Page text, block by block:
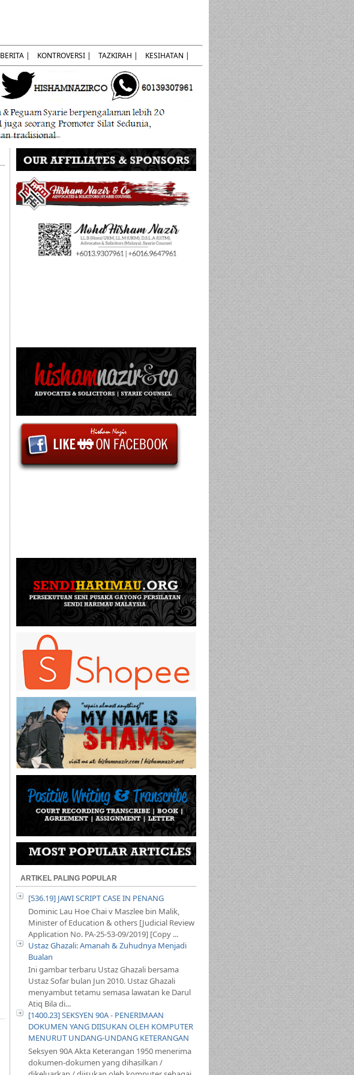
BERITA | KONTROVERSI | TAZKIRAH | KESIHATAN |
ARTIKEL PALING POPULAR
[536.19] JAWI SCRIPT CASE IN PENANG
Dominic Lau Hoe Chai v Maszlee bin Malik,
Minister of Education & others [Judicial Review
Application No. PA-25-53-09/2019] [Copy ...
Ustaz Ghazali: Amanah & Zuhudnya Menjadi
Bualan
Ini gambar terbaru Ustaz Ghazali bersama
Ustaz Sofar bulan Jun 2010. Ustaz Ghazali
menyambut tetamu semasa lawatan ke Darul
Atiq Bila di...
[1400.23] SEKSYEN 90A - PENERIMAAN
DOKUMEN YANG DIISUKAN OLEH KOMPUTER
MENURUT UNDANG-UNDANG KETERANGAN
Seksyen 90A Akta Keterangan 1950 menerima
dokumen-dokumen yang dihasilkan /